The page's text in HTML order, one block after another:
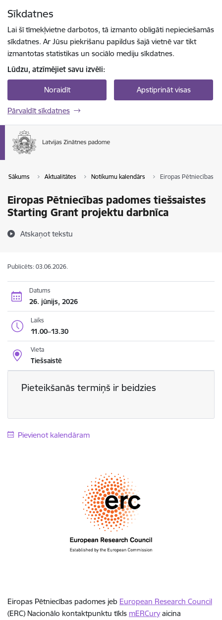
Sīkdatnes
Lai šī tīmekļvietne darbotos, tā izmanto obligāti nepieciešamās
sīkdatnes. Ar Jūsu piekrišanu papildus šajā vietnē var tikt
izmantotas statistikas un sociālo mediju sīkdatnes.
Lūdzu, atzīmējiet savu izvēli:
Noraidīt Apstiprināt visas
Pārvaldīt sīkdatnes
Sākums Aktualitātes Notikumu kalendārs Eiropas Pētniecības
Eiropas Pētniecības padomes tiešsaistes
Starting Grant projektu darbnīca
Atskaņot tekstu
Publicēts: 03.06.2026.
Datums
26. jūnijs, 2026
Laiks
11.00–13.30
Vieta
Tiešsaistē
Pieteikšanās termiņš ir beidzies
Pievienot kalendāram
Eiropas Pētniecības padomes jeb European Research Council
(ERC) Nacionālo kontaktpunktu tīkls mERCuryaicina